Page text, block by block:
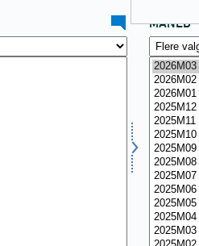
MÅNED